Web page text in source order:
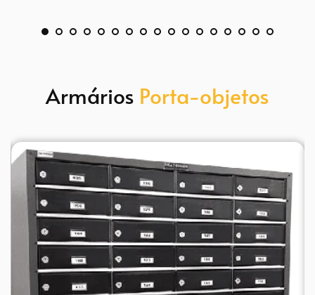
Armários Porta-objetos